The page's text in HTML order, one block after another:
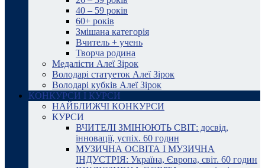
40 – 59 років
60+ років
Змішана категорія
Вчитель + учень
Творча родина
Медалісти Алеї Зірок
Володарі статуеток Алеї Зірок
Володарі кубків Алеї Зірок
КОНКУРСИ І КУРСИ
НАЙБЛИЖЧІ КОНКУРСИ
КУРСИ
ВЧИТЕЛІ ЗМІНЮЮТЬ СВІТ: досвід,
інновації, успіх. 60 годин
МУЗИЧНА ОСВІТА І МУЗИЧНА
ІНДУСТРІЯ: Україна, Європа, світ. 60 годин